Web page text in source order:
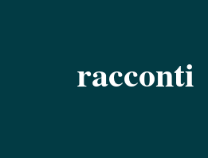
racconti